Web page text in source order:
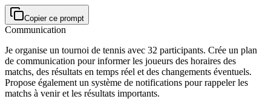
Copier ce prompt
Communication
Je organise un tournoi de tennis avec 32 participants. Crée un plan
de communication pour informer les joueurs des horaires des
matchs, des résultats en temps réel et des changements éventuels.
Propose également un système de notifications pour rappeler les
matchs à venir et les résultats importants.